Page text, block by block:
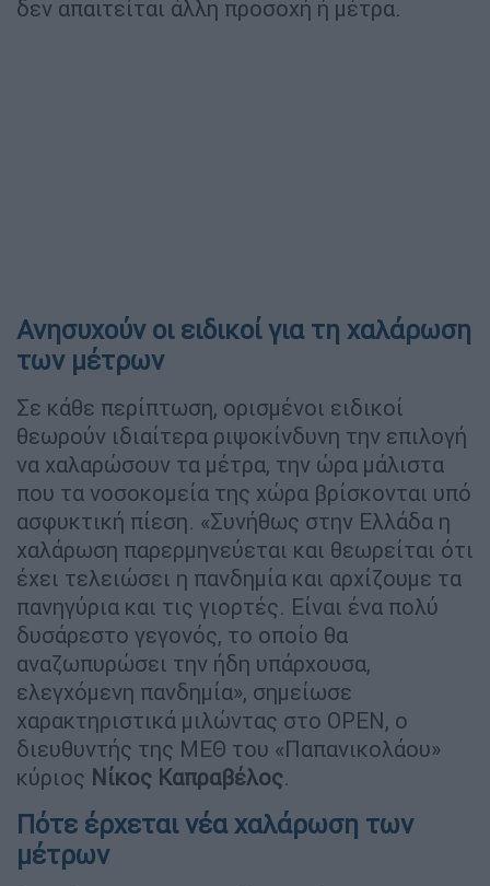
δεν απαιτείται άλλη προσοχή ή μέτρα.
Ανησυχούν οι ειδικοί για τη χαλάρωση
των μέτρων
Σε κάθε περίπτωση, ορισμένοι ειδικοί
θεωρούν ιδιαίτερα ριψοκίνδυνη την επιλογή
να χαλαρώσουν τα μέτρα, την ώρα μάλιστα
που τα νοσοκομεία της χώρα βρίσκονται υπό
ασφυκτική πίεση. «Συνήθως στην Ελλάδα η
χαλάρωση παρερμηνεύεται και θεωρείται ότι
έχει τελειώσει η πανδημία και αρχίζουμε τα
πανηγύρια και τις γιορτές. Είναι ένα πολύ
δυσάρεστο γεγονός, το οποίο θα
αναζωπυρώσει την ήδη υπάρχουσα,
ελεγχόμενη πανδημία», σημείωσε
χαρακτηριστικά μιλώντας στο OPEN, ο
διευθυντής της ΜΕΘ του «Παπανικολάου»
κύριος Νίκος Καπραβέλος.
Πότε έρχεται νέα χαλάρωση των
μέτρων